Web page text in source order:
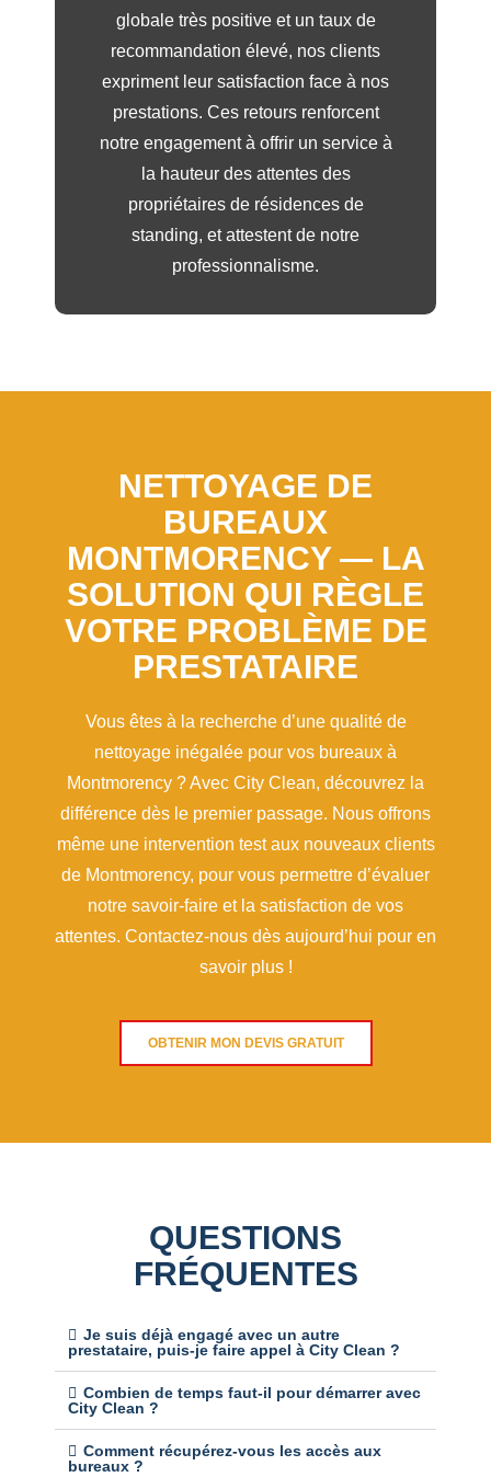
globale très positive et un taux de
recommandation élevé, nos clients
expriment leur satisfaction face à nos
prestations. Ces retours renforcent
notre engagement à offrir un service à
la hauteur des attentes des
propriétaires de résidences de
standing, et attestent de notre
professionnalisme.
NETTOYAGE DE
BUREAUX
MONTMORENCY — LA
SOLUTION QUI RÈGLE
VOTRE PROBLÈME DE
PRESTATAIRE
Vous êtes à la recherche d’une qualité de
nettoyage inégalée pour vos bureaux à
Montmorency ? Avec City Clean, découvrez la
différence dès le premier passage. Nous offrons
même une intervention test aux nouveaux clients
de Montmorency, pour vous permettre d’évaluer
notre savoir-faire et la satisfaction de vos
attentes. Contactez-nous dès aujourd’hui pour en
savoir plus !
OBTENIR MON DEVIS GRATUIT
QUESTIONS
FRÉQUENTES
Je suis déjà engagé avec un autre
prestataire, puis-je faire appel à City Clean ?
Combien de temps faut-il pour démarrer avec
City Clean ?
Comment récupérez-vous les accès aux
bureaux ?